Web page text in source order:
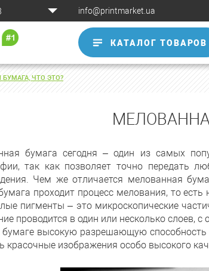
info@printmarket.ua
КАТАЛОГ ТОВАРОВ
ЧТО ЭТО?
бумага сегодня – один из самых
так как позволяет точно передать
Чем же отличается мелованная
проходит процесс мелования, то
пигменты – это микроскопические
проводится в один или несколько слоев,
бумаге высокую разрешающую способность
красочные изображения особо высокого